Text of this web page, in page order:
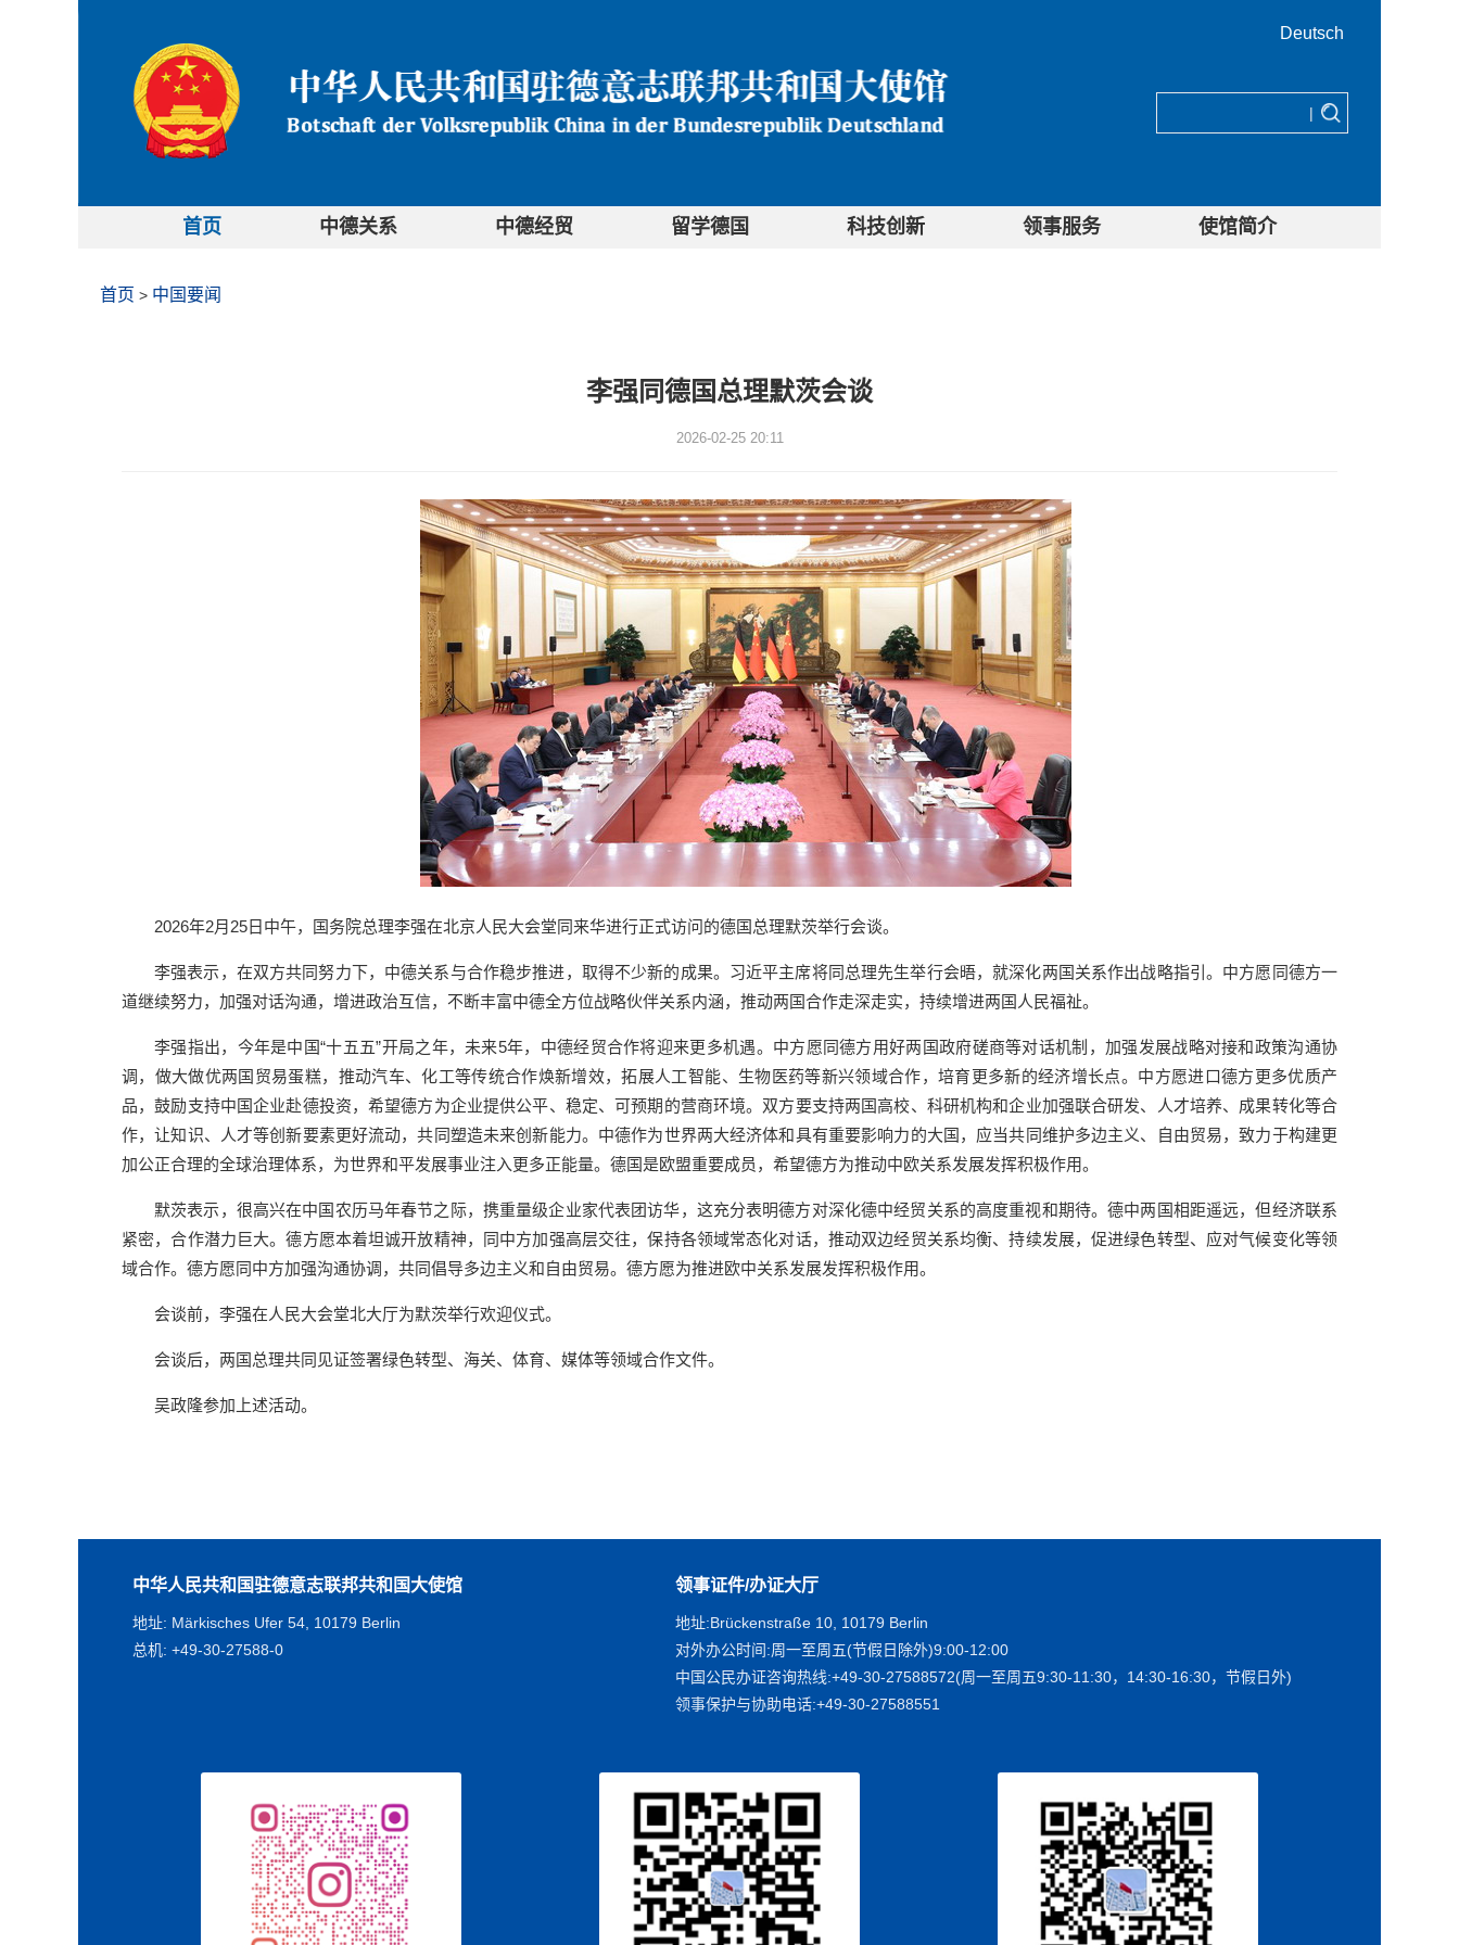
Deutsch
|
首页 中德关系 中德经贸 留学德国 科技创新 领事服务 使馆简介
首页 > 中国要闻
李强同德国总理默茨会谈
2026-02-25 20:11
2026年2月25日中午，国务院总理李强在北京人民大会堂同来华进行正式访问的德国总理默茨举行会谈。
李强表示，在双方共同努力下，中德关系与合作稳步推进，取得不少新的成果。习近平主席将同总理先生举行会晤，就深化两国关系作出战略指引。中方愿同德方一
道继续努力，加强对话沟通，增进政治互信，不断丰富中德全方位战略伙伴关系内涵，推动两国合作走深走实，持续增进两国人民福祉。
李强指出，今年是中国“十五五”开局之年，未来5年，中德经贸合作将迎来更多机遇。中方愿同德方用好两国政府磋商等对话机制，加强发展战略对接和政策沟通协
调，做大做优两国贸易蛋糕，推动汽车、化工等传统合作焕新增效，拓展人工智能、生物医药等新兴领域合作，培育更多新的经济增长点。中方愿进口德方更多优质产
品，鼓励支持中国企业赴德投资，希望德方为企业提供公平、稳定、可预期的营商环境。双方要支持两国高校、科研机构和企业加强联合研发、人才培养、成果转化等合
作，让知识、人才等创新要素更好流动，共同塑造未来创新能力。中德作为世界两大经济体和具有重要影响力的大国，应当共同维护多边主义、自由贸易，致力于构建更
加公正合理的全球治理体系，为世界和平发展事业注入更多正能量。德国是欧盟重要成员，希望德方为推动中欧关系发展发挥积极作用。
默茨表示，很高兴在中国农历马年春节之际，携重量级企业家代表团访华，这充分表明德方对深化德中经贸关系的高度重视和期待。德中两国相距遥远，但经济联系
紧密，合作潜力巨大。德方愿本着坦诚开放精神，同中方加强高层交往，保持各领域常态化对话，推动双边经贸关系均衡、持续发展，促进绿色转型、应对气候变化等领
域合作。德方愿同中方加强沟通协调，共同倡导多边主义和自由贸易。德方愿为推进欧中关系发展发挥积极作用。
会谈前，李强在人民大会堂北大厅为默茨举行欢迎仪式。
会谈后，两国总理共同见证签署绿色转型、海关、体育、媒体等领域合作文件。
吴政隆参加上述活动。
中华人民共和国驻德意志联邦共和国大使馆
地址: Märkisches Ufer 54, 10179 Berlin
总机: +49-30-27588-0
领事证件/办证大厅
地址:Brückenstraße 10, 10179 Berlin
对外办公时间:周一至周五(节假日除外)9:00-12:00
中国公民办证咨询热线:+49-30-27588572(周一至周五9:30-11:30，14:30-16:30，节假日外)
领事保护与协助电话:+49-30-27588551